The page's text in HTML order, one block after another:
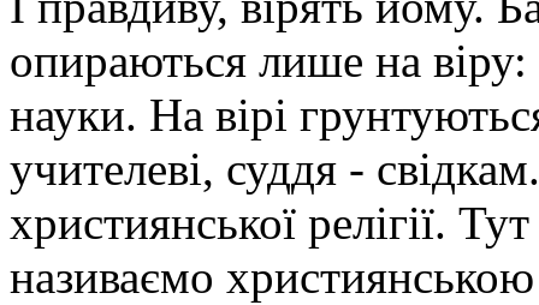
опираються лише на віру:
науки. На вірі
учителеві, суддя -
християнської релігії.
називаємо